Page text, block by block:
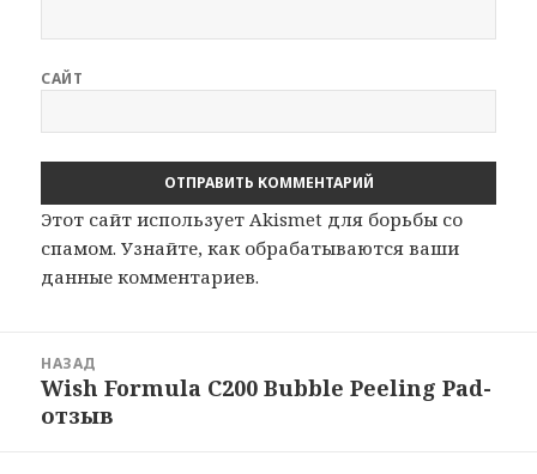
САЙТ
Этот сайт использует Akismet для борьбы со
спамом.Узнайте, как обрабатываются ваши
данные комментариев.
записям
НАЗАД
Предыдущая
запись:
Wish Formula C200 Bubble Peeling Pad-
отзыв